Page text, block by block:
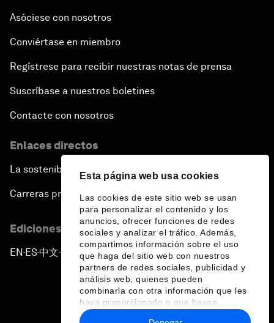
Esta página web usa cookies
Las cookies de este sitio web se usan
para personalizar el contenido y los
anuncios, ofrecer funciones de redes
sociales y analizar el tráfico. Además,
compartimos información sobre el uso
que haga del sitio web con nuestros
partners de redes sociales, publicidad y
análisis web, quienes pueden
combinarla con otra información que les
haya proporcionado o que hayan
recopilado a partir del uso que haya
Asóciese con nosotros
Conviértase en miembro
Regístrese para recibir nuestras notas de prensa
Suscríbase a nuestros boletines
Contacte con nosotros
Enlaces directos
La sostenibilidad en el Foro
Carreras profesionales
Ediciones en otros idiomas
EN ▪ES▪中文▪ 日本語